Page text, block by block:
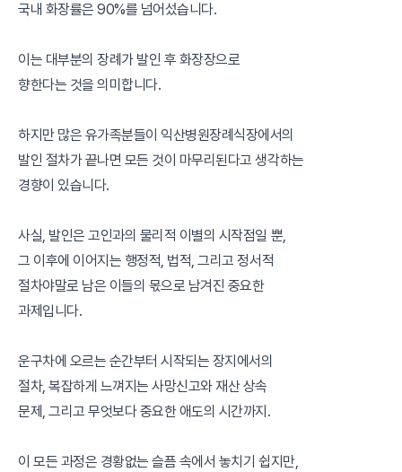
국내 화장률은 90%를 넘어섰습니다.
이는 대부분의 장례가 발인 후 화장장으로
향한다는 것을 의미합니다.
하지만 많은 유가족분들이 익산병원장례식장에서의
발인 절차가 끝나면 모든 것이 마무리된다고 생각하는
경향이 있습니다.
사실, 발인은 고인과의 물리적 이별의 시작점일 뿐,
그 이후에 이어지는 행정적, 법적, 그리고 정서적
절차야말로 남은 이들의 몫으로 남겨진 중요한
과제입니다.
운구차에 오르는 순간부터 시작되는 장지에서의
절차, 복잡하게 느껴지는 사망신고와 재산 상속
문제, 그리고 무엇보다 중요한 애도의 시간까지.
이 모든 과정은 경황없는 슬픔 속에서 놓치기 쉽지만,